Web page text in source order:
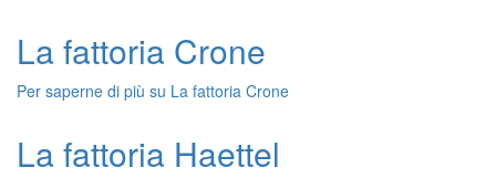
La fattoria Crone
Per saperne di più su La fattoria Crone
La fattoria Haettel